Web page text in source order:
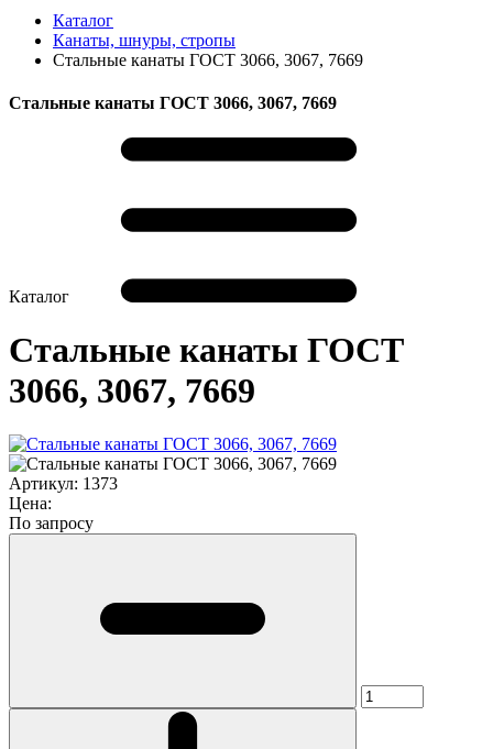
Каталог
Канаты, шнуры, стропы
Стальные канаты ГОСТ 3066, 3067, 7669
Стальные канаты ГОСТ 3066, 3067, 7669
Каталог
Стальные канаты ГОСТ
3066, 3067, 7669
Артикул: 1373
Цена:
По запросу